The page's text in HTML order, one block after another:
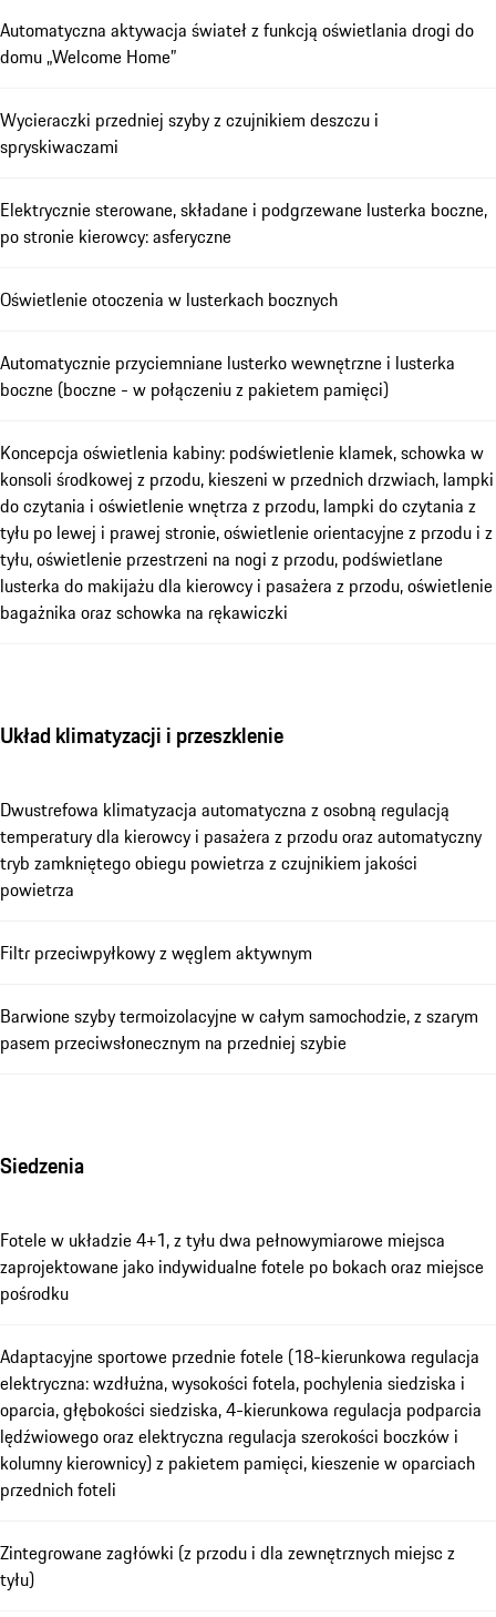
Automatyczna aktywacja świateł z funkcją oświetlania drogi do
domu „Welcome Home”
Wycieraczki przedniej szyby z czujnikiem deszczu i
spryskiwaczami
Elektrycznie sterowane, składane i podgrzewane lusterka boczne,
po stronie kierowcy: asferyczne
Oświetlenie otoczenia w lusterkach bocznych
Automatycznie przyciemniane lusterko wewnętrzne i lusterka
boczne (boczne - w połączeniu z pakietem pamięci)
Koncepcja oświetlenia kabiny: podświetlenie klamek, schowka w
konsoli środkowej z przodu, kieszeni w przednich drzwiach, lampki
do czytania i oświetlenie wnętrza z przodu, lampki do czytania z
tyłu po lewej i prawej stronie, oświetlenie orientacyjne z przodu i z
tyłu, oświetlenie przestrzeni na nogi z przodu, podświetlane
lusterka do makijażu dla kierowcy i pasażera z przodu, oświetlenie
bagażnika oraz schowka na rękawiczki
Układ klimatyzacji i przeszklenie
Dwustrefowa klimatyzacja automatyczna z osobną regulacją
temperatury dla kierowcy i pasażera z przodu oraz automatyczny
tryb zamkniętego obiegu powietrza z czujnikiem jakości
powietrza
Filtr przeciwpyłkowy z węglem aktywnym
Barwione szyby termoizolacyjne w całym samochodzie, z szarym
pasem przeciwsłonecznym na przedniej szybie
Siedzenia
Fotele w układzie 4+1, z tyłu dwa pełnowymiarowe miejsca
zaprojektowane jako indywidualne fotele po bokach oraz miejsce
pośrodku
Adaptacyjne sportowe przednie fotele (18-kierunkowa regulacja
elektryczna: wzdłużna, wysokości fotela, pochylenia siedziska i
oparcia, głębokości siedziska, 4-kierunkowa regulacja podparcia
lędźwiowego oraz elektryczna regulacja szerokości boczków i
kolumny kierownicy) z pakietem pamięci, kieszenie w oparciach
przednich foteli
Zintegrowane zagłówki (z przodu i dla zewnętrznych miejsc z
tyłu)